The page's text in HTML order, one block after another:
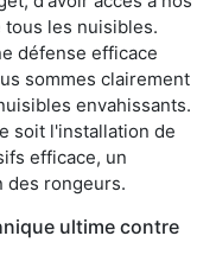
les nuisibles.
défense efficace
sommes clairement
envahissants.
soit l'installation de
efficace, un
des rongeurs.
ultime contre